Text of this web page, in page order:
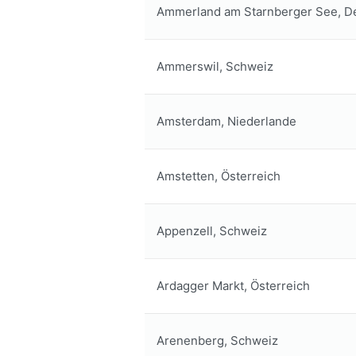
Ammerland am Starnberger See,
Ammerswil, Schweiz
Amsterdam, Niederlande
Amstetten, Österreich
Appenzell, Schweiz
Ardagger Markt, Österreich
Arenenberg, Schweiz